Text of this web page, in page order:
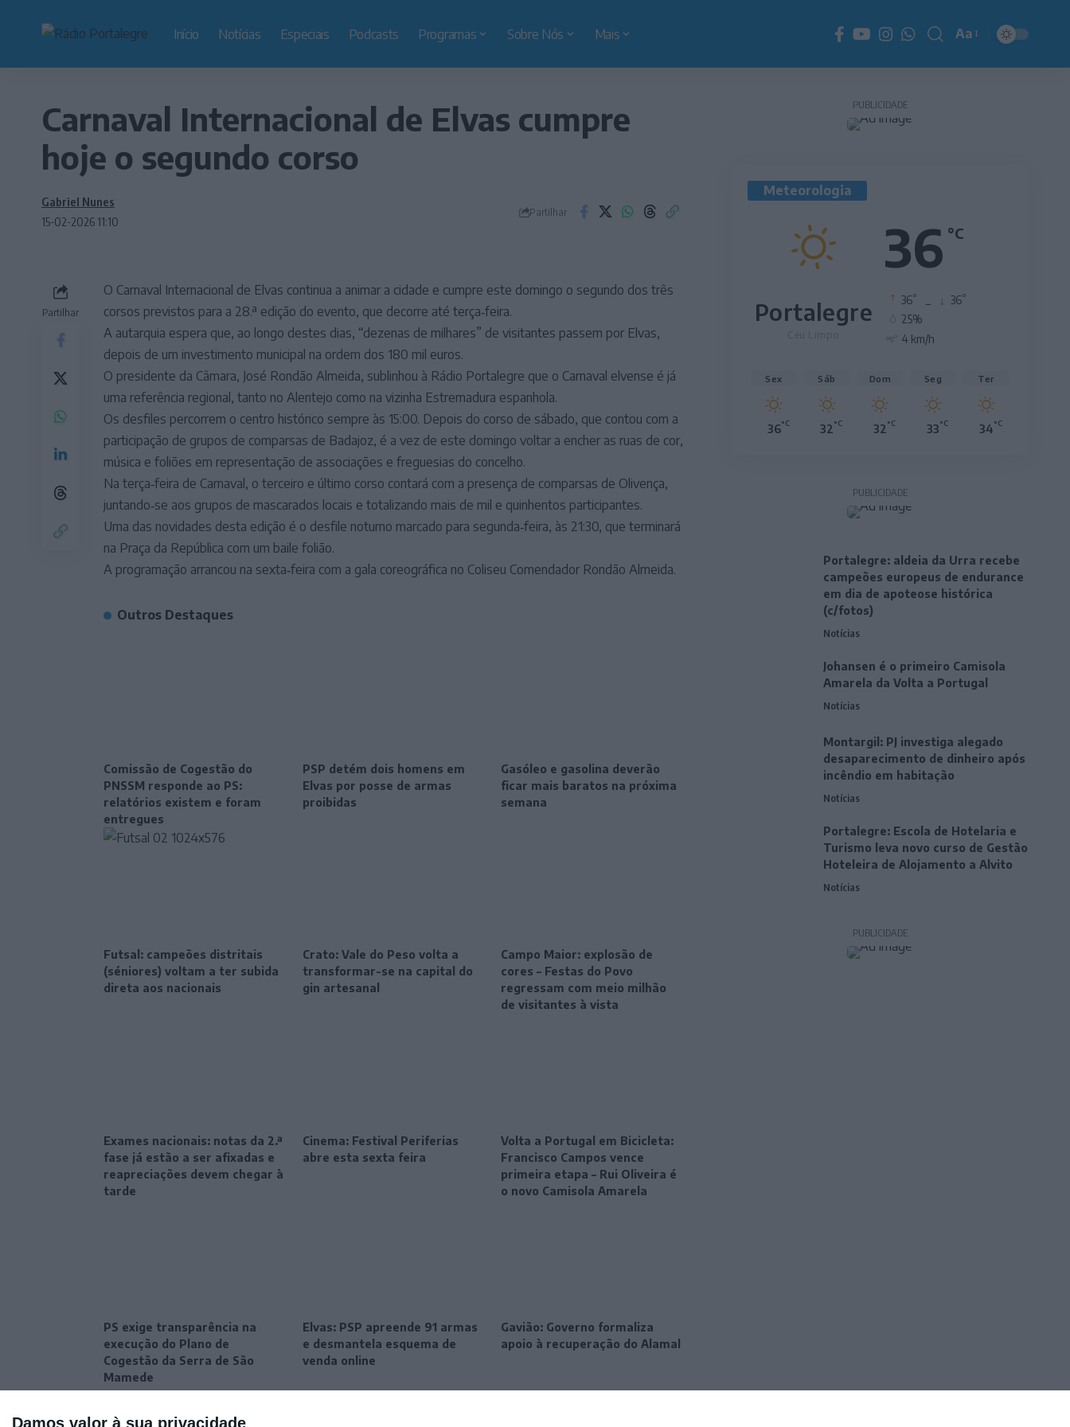
Damos valor à sua privacidade
Início Notícias Especiais Podcasts Programas Sobre Nós Mais
Redimensionador
de
Aa
Carnaval Internacional de Elvas cumpre
hoje o segundo corso
15-02-2026 11:10
Gabriel Nunes
Partilhar
Partilhar
O Carnaval Internacional de Elvas continua a animar a cidade e cumpre este domingo o segundo dos três
corsos previstos para a 28.ª edição do evento, que decorre até terça‑feira.
A autarquia espera que, ao longo destes dias, “dezenas de milhares” de visitantes passem por Elvas,
depois de um investimento municipal na ordem dos 180 mil euros.
O presidente da Câmara, José Rondão Almeida, sublinhou à Rádio Portalegre que o Carnaval elvense é já
uma referência regional, tanto no Alentejo como na vizinha Estremadura espanhola.
Os desfiles percorrem o centro histórico sempre às 15:00. Depois do corso de sábado, que contou com a
participação de grupos de comparsas de Badajoz, é a vez de este domingo voltar a encher as ruas de cor,
música e foliões em representação de associações e freguesias do concelho.
Na terça‑feira de Carnaval, o terceiro e último corso contará com a presença de comparsas de Olivença,
juntando‑se aos grupos de mascarados locais e totalizando mais de mil e quinhentos participantes.
Uma das novidades desta edição é o desfile noturno marcado para segunda‑feira, às 21:30, que terminará
na Praça da República com um baile folião.
A programação arrancou na sexta‑feira com a gala coreográfica no Coliseu Comendador Rondão Almeida.
Outros Destaques
Comissão de Cogestão do
PNSSM responde ao PS:
relatórios existem e foram
entregues
PSP detém dois homens em
Elvas por posse de armas
proibidas
Gasóleo e gasolina deverão
ficar mais baratos na próxima
semana
Futsal: campeões distritais
(séniores) voltam a ter subida
direta aos nacionais
Crato: Vale do Peso volta a
transformar-se na capital do
gin artesanal
Campo Maior: explosão de
cores – Festas do Povo
regressam com meio milhão
de visitantes à vista
Exames nacionais: notas da 2.ª
fase já estão a ser afixadas e
reapreciações devem chegar à
tarde
Cinema: Festival Periferias
abre esta sexta feira
Volta a Portugal em Bicicleta:
Francisco Campos vence
primeira etapa – Rui Oliveira é
o novo Camisola Amarela
PS exige transparência na
execução do Plano de
Cogestão da Serra de São
Mamede
Elvas: PSP apreende 91 armas
e desmantela esquema de
venda online
Gavião: Governo formaliza
apoio à recuperação do Alamal
PUBLICIDADE
Meteorologia
36 °C
Portalegre 36° 36°
25%
4 km/h
Sex
36°C
Sáb
32°C
Dom
32°C
Seg
33°C
Ter
34°C
PUBLICIDADE
Portalegre: aldeia da Urra recebe
campeões europeus de endurance
em dia de apoteose histórica
(c/fotos)
Notícias
Johansen é o primeiro Camisola
Amarela da Volta a Portugal
Notícias
Montargil: PJ investiga alegado
desaparecimento de dinheiro após
incêndio em habitação
Notícias
Portalegre: Escola de Hotelaria e
Turismo leva novo curso de Gestão
Hoteleira de Alojamento a Alvito
Notícias
PUBLICIDADE